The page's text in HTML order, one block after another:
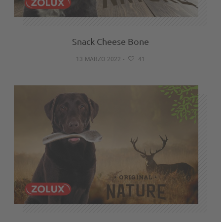
Snack Cheese Bone
13 MARZO 2022- 41